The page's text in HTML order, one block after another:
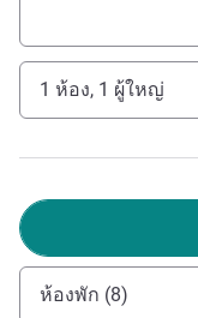
Normandy capital,
Secq des Tournelles
central location is
15-minute walk or a
Arts station is 220
around. Use the
garage nearby.
1 ห้อง, 1 ผู้ใหญ่
ห้องพัก (8)